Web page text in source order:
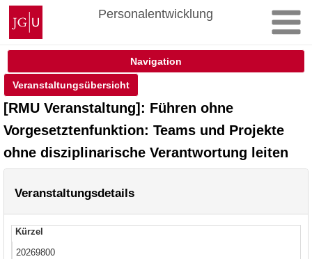
Zum
Inhalt
springen
Johannes
Gutenberg-
Universität
Personalentwicklung
Navigation
Veranstaltungsübersicht
[RMU Veranstaltung]: Führen ohne
Vorgesetztenfunktion: Teams und Projekte
ohne disziplinarische Verantwortung leiten
Veranstaltungsdetails
Kürzel
20269800